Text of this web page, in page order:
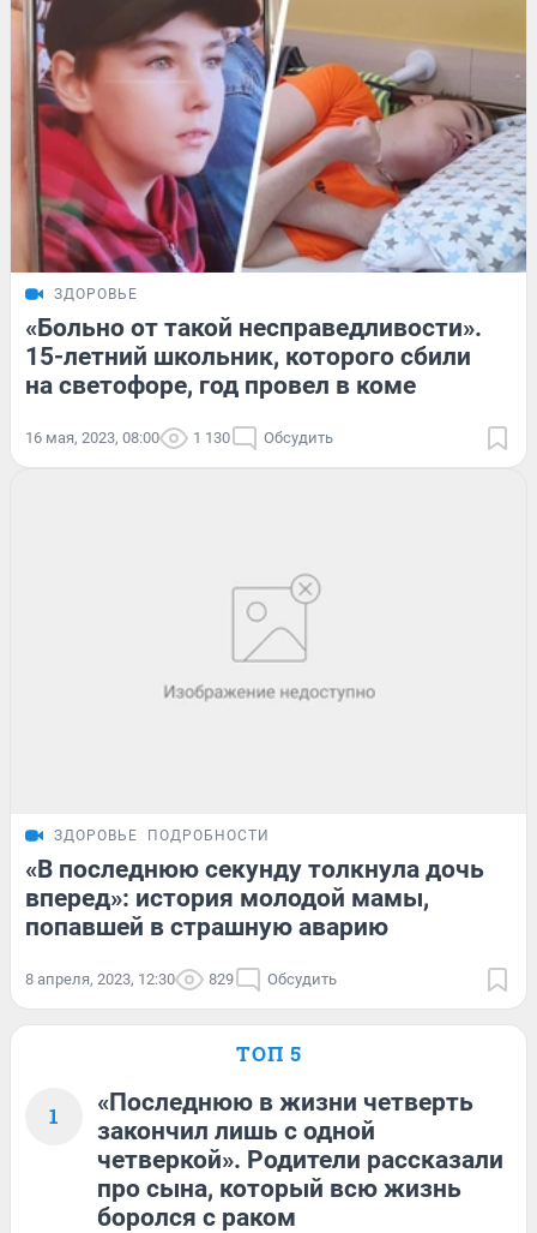
ЗДОРОВЬЕ
«Больно от такой несправедливости».
15-летний школьник, которого сбили
на светофоре, год провел в коме
16 мая, 2023, 08:00 1 130 Обсудить
ЗДОРОВЬЕ ПОДРОБНОСТИ
«В последнюю секунду толкнула дочь
вперед»: история молодой мамы,
попавшей в страшную аварию
8 апреля, 2023, 12:30 829 Обсудить
ТОП 5
1
«Последнюю в жизни четверть
закончил лишь с одной
четверкой». Родители рассказали
про сына, который всю жизнь
боролся с раком